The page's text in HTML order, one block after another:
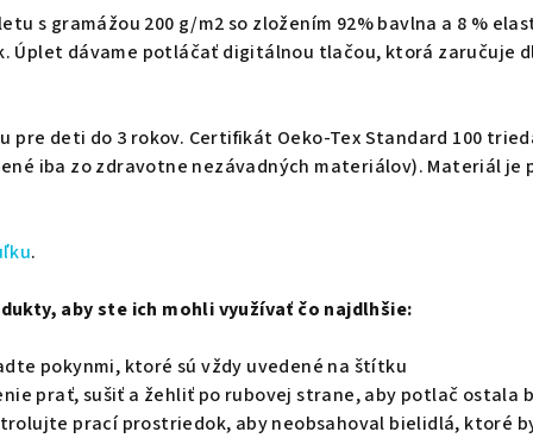
s gramážou 200 g/m2 so zložením 92% bavlna a 8 %
Úplet dávame potláčať digitálnou tlačou, ktorá zaručuje
pre deti do 3 rokov. Certifikát Oeko-Tex Standard 100
iba zo zdravotne nezávadných materiálov). Materiál
.
aby ste ich mohli využívať čo najdlhšie:
pokynmi, ktoré sú vždy uvedené na štítku
prať, sušiť a žehliť po rubovej strane, aby potlač ostala
prací prostriedok, aby neobsahoval bielidlá, ktoré